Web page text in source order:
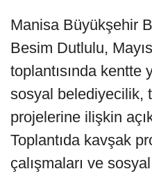
Manisa Büyükşehir
Besim Dutlulu,
toplantısında kentte
sosyal belediyecilik,
projelerine ilişkin
Toplantıda kavşak
çalışmaları ve